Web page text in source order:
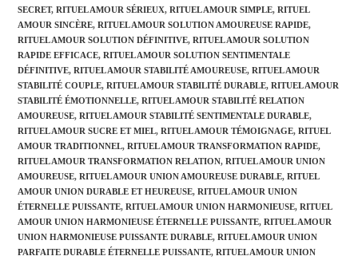
SECRET, RITUEL AMOUR SÉRIEUX, RITUEL AMOUR SIMPLE, RITUEL
AMOUR SINCÈRE, RITUEL AMOUR SOLUTION AMOUREUSE RAPIDE,
RITUEL AMOUR SOLUTION DÉFINITIVE, RITUEL AMOUR SOLUTION
RAPIDE EFFICACE, RITUEL AMOUR SOLUTION SENTIMENTALE
DÉFINITIVE, RITUEL AMOUR STABILITÉ AMOUREUSE, RITUEL AMOUR
STABILITÉ COUPLE, RITUEL AMOUR STABILITÉ DURABLE, RITUEL AMOUR
STABILITÉ ÉMOTIONNELLE, RITUEL AMOUR STABILITÉ RELATION
AMOUREUSE, RITUEL AMOUR STABILITÉ SENTIMENTALE DURABLE,
RITUEL AMOUR SUCRE ET MIEL, RITUEL AMOUR TÉMOIGNAGE, RITUEL
AMOUR TRADITIONNEL, RITUEL AMOUR TRANSFORMATION RAPIDE,
RITUEL AMOUR TRANSFORMATION RELATION, RITUEL AMOUR UNION
AMOUREUSE, RITUEL AMOUR UNION AMOUREUSE DURABLE, RITUEL
AMOUR UNION DURABLE ET HEUREUSE, RITUEL AMOUR UNION
ÉTERNELLE PUISSANTE, RITUEL AMOUR UNION HARMONIEUSE, RITUEL
AMOUR UNION HARMONIEUSE ÉTERNELLE PUISSANTE, RITUEL AMOUR
UNION HARMONIEUSE PUISSANTE DURABLE, RITUEL AMOUR UNION
PARFAITE DURABLE ÉTERNELLE PUISSANTE, RITUEL AMOUR UNION